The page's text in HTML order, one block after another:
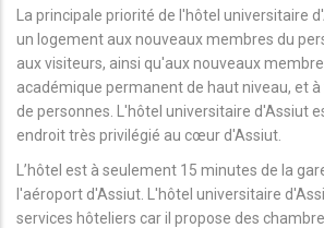
La principale priorité de l'hôtel universitaire
un logement aux nouveaux membres du
aux visiteurs, ainsi qu'aux nouveaux
académique permanent de haut niveau, et
de personnes. L'hôtel universitaire d'Assiut
endroit très privilégié au cœur d'Assiut.
L’hôtel est à seulement 15 minutes de la
l'aéroport d'Assiut. L'hôtel universitaire
services hôteliers car il propose des